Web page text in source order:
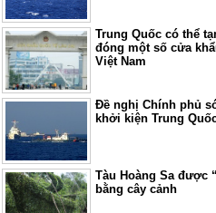
Trung Quốc có thể
đóng một số cửa
Việt Nam
Đề nghị Chính phủ
khởi kiện Trung
Tàu Hoàng Sa được
bằng cây cảnh